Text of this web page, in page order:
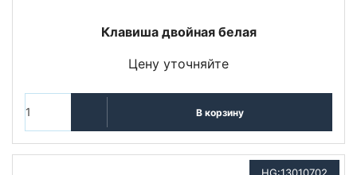
Клавиша двойная белая
Цену уточняйте
В корзину